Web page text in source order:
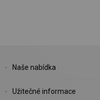
Naše nabídka
Užitečné informace